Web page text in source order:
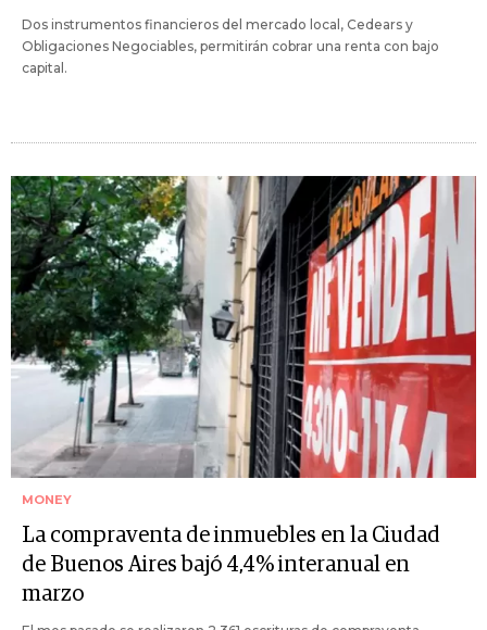
Dos instrumentos financieros del mercado local, Cedears y
Obligaciones Negociables, permitirán cobrar una renta con bajo
capital.
MONEY
La compraventa de inmuebles en la Ciudad
de Buenos Aires bajó 4,4% interanual en
marzo